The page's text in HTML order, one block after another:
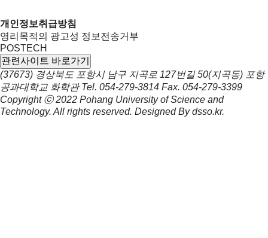
개인정보취급방침
영리목적의 광고성 정보전송거부
POSTECH
관련사이트 바로가기
(37673) 경상북도 포항시 남구 지곡로 127번길 50(지곡동) 포항
공과대학교 화학관 Tel. 054-279-3814 Fax. 054-279-3399
Copyright ⓒ 2022 Pohang University of Science and
Technology. All rights reserved. Designed Bydsso.kr.